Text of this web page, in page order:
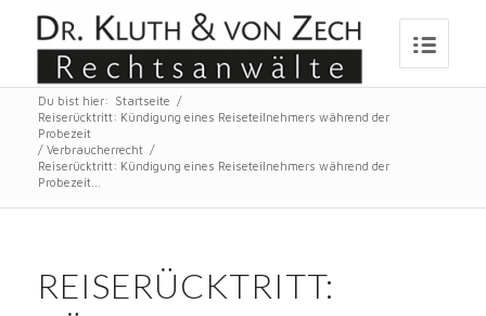
Du bist hier: Startseite
/
Reiserücktritt: Kündigung eines Reiseteilnehmers während der
Probezeit
/ Verbraucherrecht /
Reiserücktritt: Kündigung eines Reiseteilnehmers während der
Probezeit...
REISERÜCKTRITT: